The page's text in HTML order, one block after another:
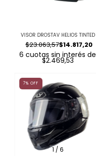
VISOR DROSTAV HELIOS TINTED
$14.817,20
$23.063,57
6 cuotas sin interés de
$2.469,53
1 / 6
7% OFF